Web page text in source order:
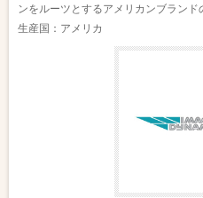
ンをルーツとするアメリカンブランド
生産国：アメリカ